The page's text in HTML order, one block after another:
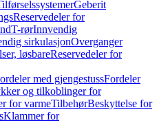
Geberit
Reservedeler for
T-rørInnvendig
sirkulasjonOverganger
løsbareReservedeler for
med gjengestussFordeler
og tilkoblinger for
for varmeTilbehørBeskyttelse for
Klammer for